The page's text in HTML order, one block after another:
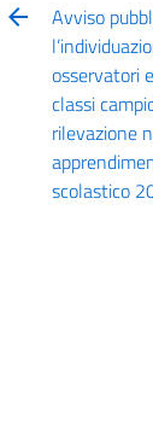
Avviso
osservatori
classi
rilevazione
scolastico